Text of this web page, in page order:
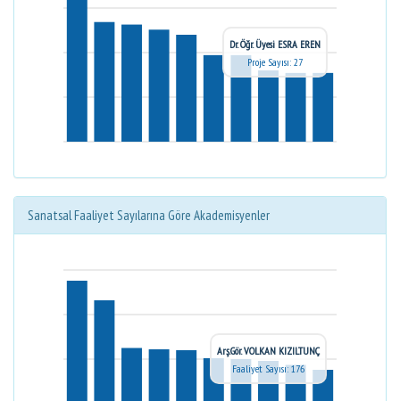
Dr. Öğr. Üyesi ESRA EREN
Proje Sayısı: 27
Sanatsal Faaliyet Sayılarına Göre Akademisyenler
Arş.Gör. VOLKAN KIZILTUNÇ
Faaliyet Sayısı: 176